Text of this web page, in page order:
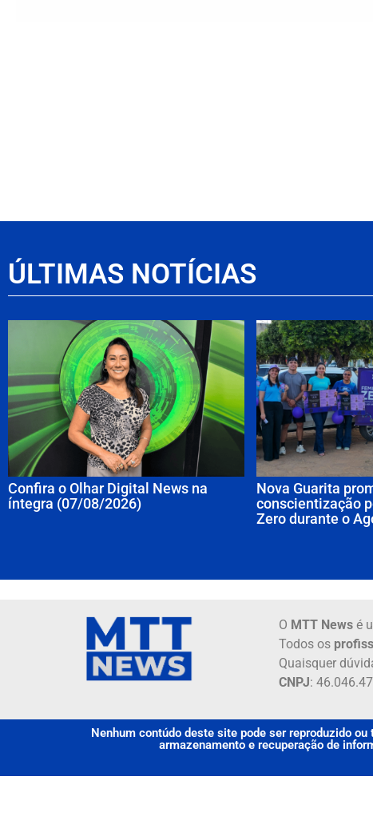
ÚLTIMAS NOTÍCIAS
Confira o Olhar Digital News na
íntegra (07/08/2026)
Nova Guarita
conscientização
Zero durante o
O MTT Newsé
Todos os
Quaisquer
CNPJ:
Nenhum contúdo deste site pode ser reproduzido
armazenamento e recuperação de